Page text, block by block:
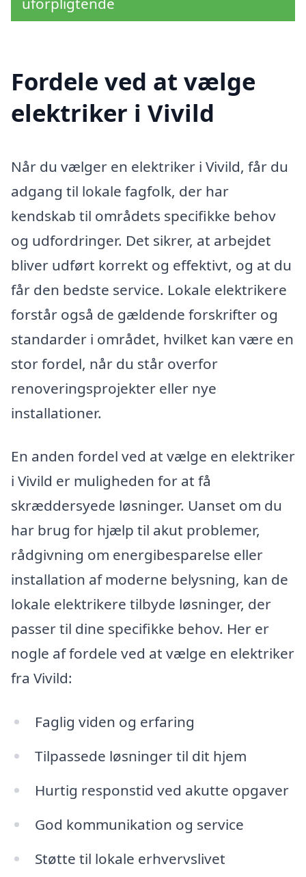
Fordele ved at vælge
elektriker i Vivild
Når du vælger en elektriker i Vivild, får du
adgang til lokale fagfolk, der har
kendskab til områdets specifikke behov
og udfordringer. Det sikrer, at arbejdet
bliver udført korrekt og effektivt, og at du
får den bedste service. Lokale elektrikere
forstår også de gældende forskrifter og
standarder i området, hvilket kan være en
stor fordel, når du står overfor
renoveringsprojekter eller nye
installationer.
En anden fordel ved at vælge en elektriker
i Vivild er muligheden for at få
skræddersyede løsninger. Uanset om du
har brug for hjælp til akut problemer,
rådgivning om energibesparelse eller
installation af moderne belysning, kan de
lokale elektrikere tilbyde løsninger, der
passer til dine specifikke behov. Her er
nogle af fordele ved at vælge en elektriker
fra Vivild:
Faglig viden og erfaring
Tilpassede løsninger til dit hjem
Hurtig responstid ved akutte opgaver
God kommunikation og service
Støtte til lokale erhvervslivet